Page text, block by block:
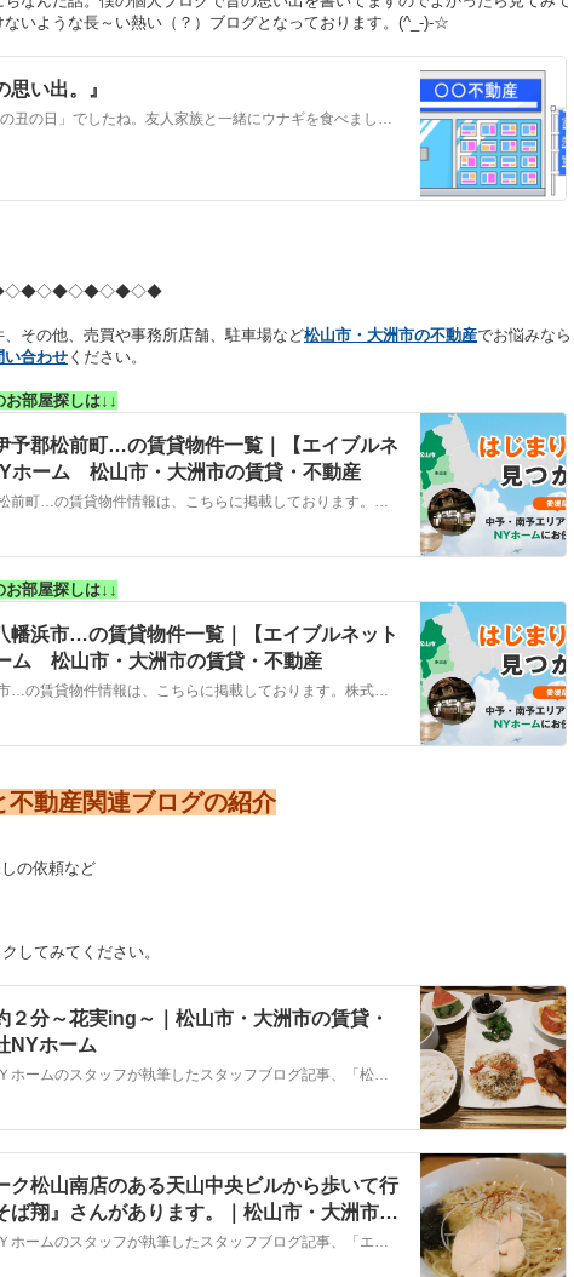
いような長～い熱い（？）ブログとなっております。(^_-)-☆
思い出。』
いや～、 先日は、「土用の丑の日」でしたね。友人家族と一緒にウナギを食べました。今やすっかり高級食のウナギ。割と手軽に食べられていた昔が懐かしいな。 ウナギ…
◇◆◇◆◇◆◇◆◇◆
、その他、売買や事務所店舗、駐車場など松山市・大洲市の不動産でお悩みな
い合わせください。
部屋探しは↓↓
予郡松前町…の賃貸物件一覧｜【エイブルネ
ホーム 松山市・大洲市の賃貸・不動産
部屋探しは↓↓
幡浜市…の賃貸物件一覧｜【エイブルネット
ム 松山市・大洲市の賃貸・不動産
不動産関連ブログの紹介
の依頼など
してみてください。
２分～花実ing～｜松山市・大洲市の賃貸・
NYホーム
ク松山南店のある天山中央ビルから歩いて行
ば翔』さんがあります。｜松山市・大洲市の
式会社NYホーム